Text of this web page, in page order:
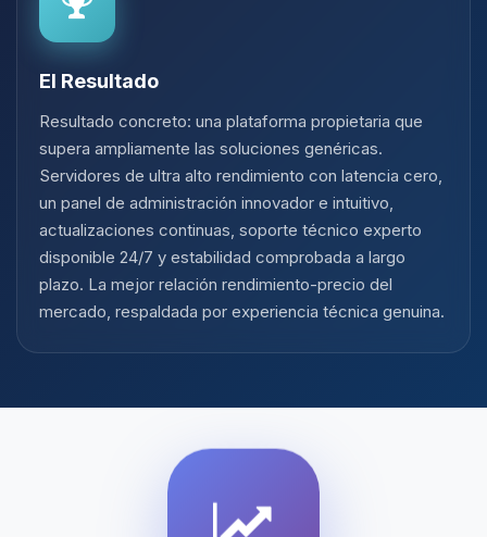
El Resultado
Resultado concreto: una plataforma propietaria que
supera ampliamente las soluciones genéricas.
Servidores de ultra alto rendimiento con latencia cero,
un panel de administración innovador e intuitivo,
actualizaciones continuas, soporte técnico experto
disponible 24/7 y estabilidad comprobada a largo
plazo. La mejor relación rendimiento-precio del
mercado, respaldada por experiencia técnica genuina.